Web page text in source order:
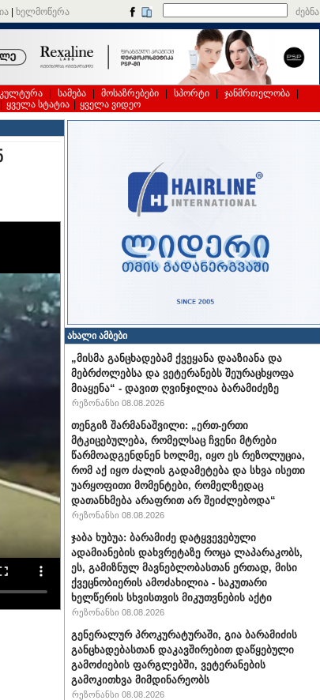
ხელმოწერა ძებნა
კულტურა სამება მოსაზრებები სპორტი ჯანმრთელობა
ყველა სტატია ყველა ვიდეო
ახალი ამბები
„მისმა განცხადებამ ქვეყანა დააზიანა და
მებრძოლებსა და ვეტერანებს შეურაცხყოფა
მიაყენა“ - დავით ღვინჯილია ბარამიძეზე
რეზონანსი 08.08.2026
თენგიზ შარმანაშვილი: „ერთ-ერთი
მტკიცებულება, რომელსაც ჩვენი მტრები
წარმოადგენდნენ ხოლმე, იყო ეს რეზოლუცია,
რომ აქ იყო ძალის გადამეტება და სხვა ისეთი
უარყოფითი მომენტები, რომელზედაც
დათანხმება არაფრით არ შეიძლებოდა“
რეზონანსი 08.08.2026
ჯაბა ხუბუა: ბარამიძე დატყვევებული
ადამიანების დახვრეტაზე როცა ლაპარაკობს,
ეს, გამიზნულ მავნებლობასთან ერთად, მისი
ქვეცნობიერის ამოძახილია - საკუთარი
ხელწერის სხვისთვის მიკუთვნების აქტი
რეზონანსი 08.08.2026
გენერალურ პროკურატურაში, გია ბარამიძის
განცხადებასთან დაკავშირებით დაწყებული
გამოძიების ფარგლებში, ვეტერანების
გამოკითხვა მიმდინარეობს
რეზონანსი 08.08.2026